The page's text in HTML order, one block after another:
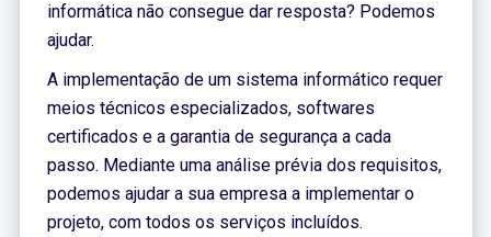
informática não consegue dar resposta? Podemos
ajudar.
A implementação de um sistema informático requer
meios técnicos especializados, softwares
certificados e a garantia de segurança a cada
passo. Mediante uma análise prévia dos requisitos,
podemos ajudar a sua empresa a implementar o
projeto, com todos os serviços incluídos.